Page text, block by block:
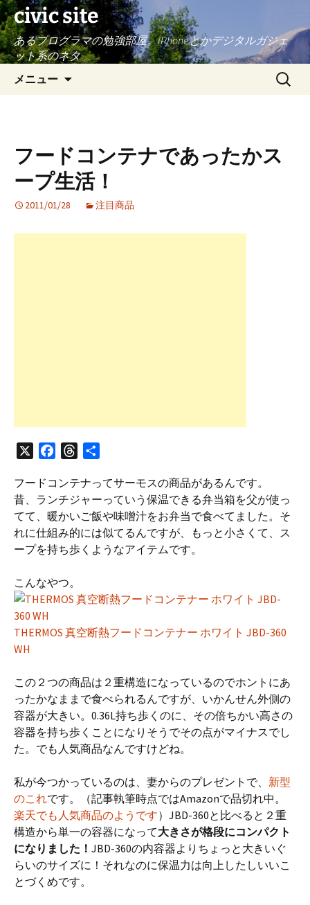
civic site
あるプログラマの勉強部屋。iPhoneとかデジタルガジェ
ット系のネタ
メニュー
へ
ス
キ
検
索:
フードコンテナであったかス
ープ生活！
2011/01/28 注目商品
c
e
b
o
o
r
e
a
d
s
フードコンテナってサーモスの商品があるんです。
昔、ランチジャーっていう保温できる弁当箱を父が使っ
てて、暖かいご飯や味噌汁をお弁当で食べてました。そ
れに仕組み的には似てるんですが、もっと小さくて、ス
ープを持ち歩くようなアイテムです。
こんなやつ。
THERMOS 真空断熱フードコンテナー ホワイト JBD-360
WH
この２つの商品は２重構造になっているのでホントにあ
ったかなままで食べられるんですが、いかんせん外側の
容器が大きい。0.36L持ち歩くのに、その倍ちかい高さの
容器を持ち歩くことになりそうでその点がマイナスでし
た。でも人気商品なんですけどね。
私が今つかっているのは、妻からのプレゼントで、 新型
のこれです。（記事執筆時点ではAmazonで品切れ中。
楽天でも人気商品のようです）JBD-360と比べると２重
構造から単一の容器になって大きさが格段にコンパクト
になりました！ JBD-360の内容器よりちょっと大きいぐ
らいのサイズに！それなのに保温力は向上したしいいこ
とづくめです。